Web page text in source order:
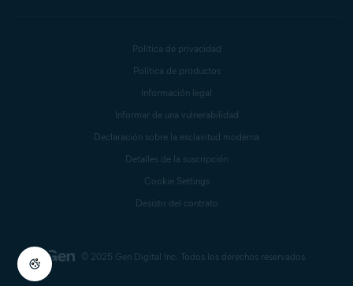
© 2025 Gen Digital Inc. Todos los derechos reservados.
Política de privacidad
Política de productos
Información legal
Informar de una vulnerabilidad
Declaración sobre la esclavitud moderna
Detalles de la suscripción
Cookie Settings
Desistir del contrato